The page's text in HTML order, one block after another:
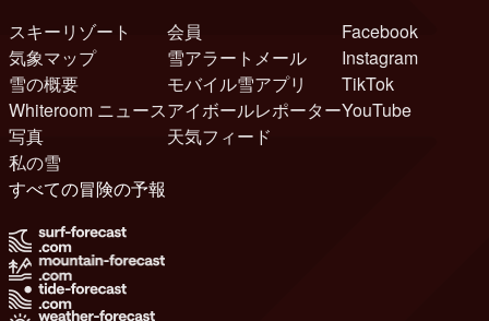
スキーリゾート
気象マップ
雪の概要
Whiteroom ニュース
写真
私の雪
会員
雪アラートメール
モバイル雪アプリ
アイボールレポーター
天気フィード
Facebook
Instagram
TikTok
YouTube
すべての冒険の予報